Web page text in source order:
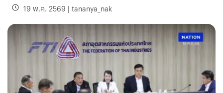
19 พ.ค. 2569 | tananya_nak